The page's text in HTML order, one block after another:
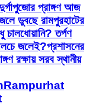
প্রাঙ্গণ আজ
ডুবছে রামপুরহাটের
চালধোয়ানি? তর্পণ
জলেই?প্রশাসনের
রক্ষায় সরব স্থানীয়